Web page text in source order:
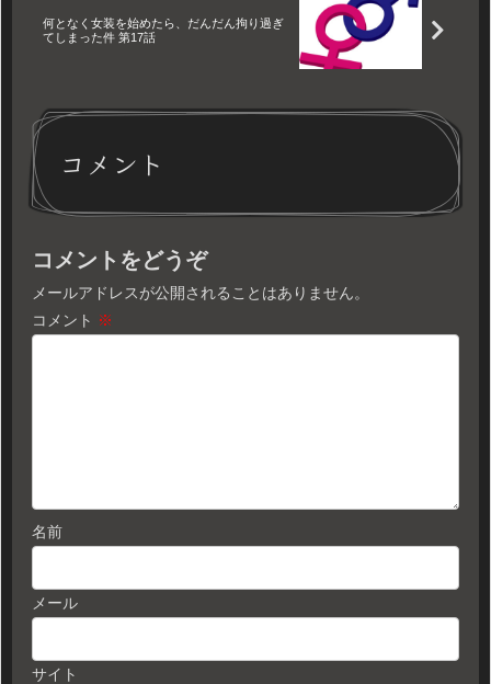
何となく女装を始めたら、だんだん拘り過ぎ
てしまった件 第17話
コメント
コメントをどうぞ
メールアドレスが公開されることはありません。
コメント ※
名前
メール
サイト